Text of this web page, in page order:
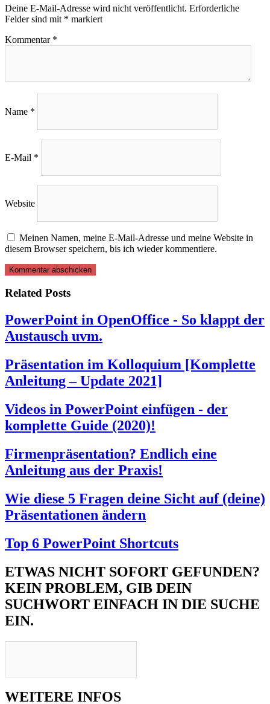
Deine E-Mail-Adresse wird nicht veröffentlicht. Erforderliche
Felder sind mit * markiert
Kommentar *
Name *
E-Mail *
Website
Meinen Namen, meine E-Mail-Adresse und meine Website in
diesem Browser speichern, bis ich wieder kommentiere.
Related Posts
PowerPoint in OpenOffice - So klappt der
Austausch uvm.
Präsentation im Kolloquium [Komplette
Anleitung – Update 2021]
Videos in PowerPoint einfügen - der
komplette Guide (2020)!
Firmenpräsentation? Endlich eine
Anleitung aus der Praxis!
Wie diese 5 Fragen deine Sicht auf (deine)
Präsentationen ändern
Top 6 PowerPoint Shortcuts
ETWAS NICHT SOFORT GEFUNDEN?
KEIN PROBLEM, GIB DEIN
SUCHWORT EINFACH IN DIE SUCHE
EIN.
WEITERE INFOS